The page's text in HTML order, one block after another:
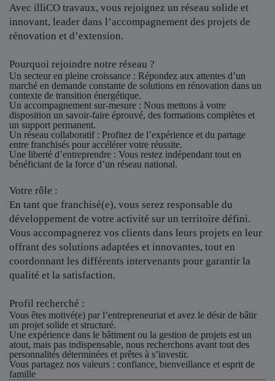
Avec illiCO travaux, vous rejoignez un réseau solide et
innovant, leader dans l’accompagnement des projets de
rénovation et d’extension.
Pourquoi rejoindre notre réseau ?
Un secteur en pleine croissance : Répondez aux attentes d’un
marché en demande constante de solutions en rénovation dans un
contexte de transition énergétique.
Un accompagnement sur-mesure : Nous mettons à votre
disposition un savoir-faire éprouvé, des formations complètes et
un support permanent.
Un réseau collaboratif: Profitez de l’expérience et du partage
entre franchisés pour accélérer votre réussite.
Une liberté d’entreprendre : Vous restez indépendant tout en
bénéficiant de la force d’un réseau national.
Votre rôle :
En tant que franchisé(e), vous serez responsable du
développement de votre activité sur un territoire défini.
Vous accompagnerez vos clients dans leurs projets en leur
offrant des solutions adaptées et innovantes, tout en
coordonnant les différents intervenants pour garantir la
qualité et la satisfaction.
Profil recherché :
Vous êtes motivé(e) par l’entrepreneuriat et avez le désir de bâtir
un projet solide et structuré.
Une expérience dans le bâtiment ou la gestion de projets est un
atout, mais pas indispensable, nous recherchons avant tout des
personnalités déterminées et prêtes à s’investir.
Vous partagez nos valeurs : confiance, bienveillance et esprit de
famille